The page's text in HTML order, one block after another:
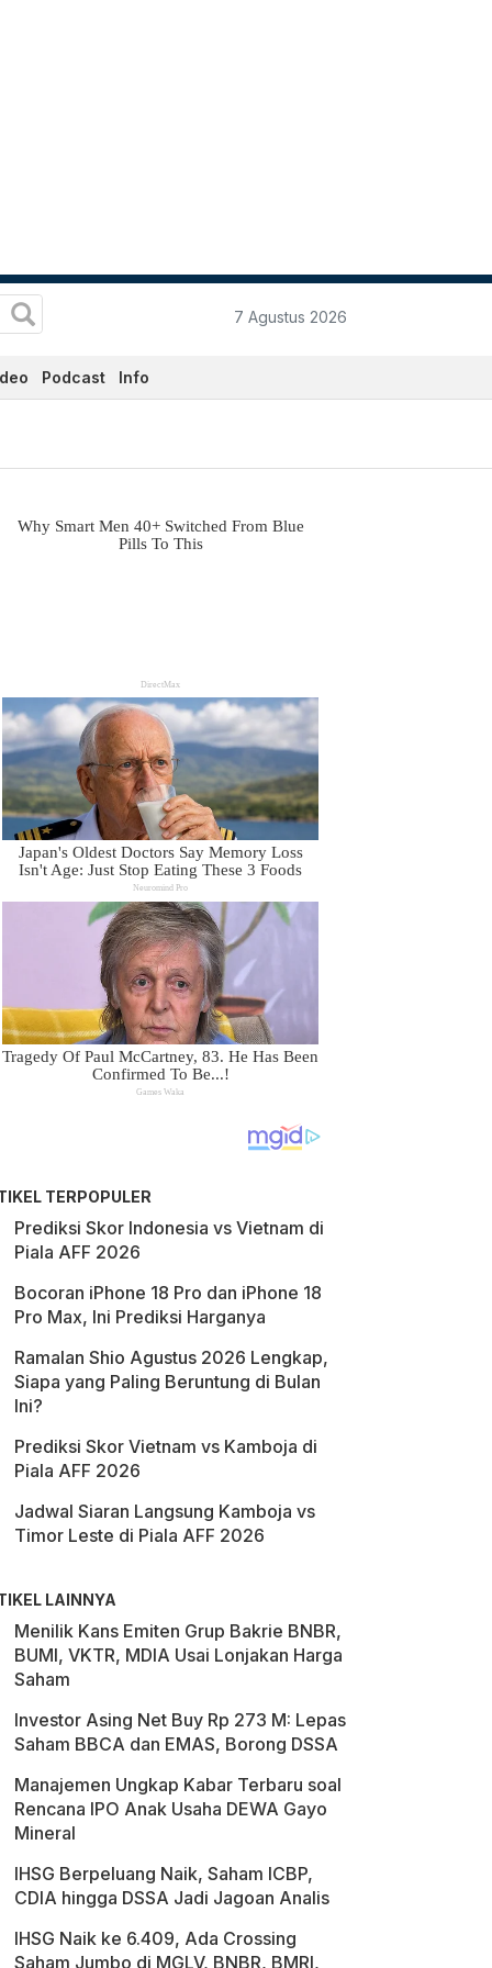
7 Agustus 2026
Podcast Info
TERPOPULER
Prediksi Skor Indonesia vs Vietnam di
Piala AFF 2026
Bocoran iPhone 18 Pro dan iPhone 18
Pro Max, Ini Prediksi Harganya
Ramalan Shio Agustus 2026 Lengkap,
Siapa yang Paling Beruntung di Bulan
Ini?
Prediksi Skor Vietnam vs Kamboja di
Piala AFF 2026
Jadwal Siaran Langsung Kamboja vs
Timor Leste di Piala AFF 2026
LAINNYA
Menilik Kans Emiten Grup Bakrie BNBR,
BUMI, VKTR, MDIA Usai Lonjakan Harga
Saham
Investor Asing Net Buy Rp 273 M: Lepas
Saham BBCA dan EMAS, Borong DSSA
Manajemen Ungkap Kabar Terbaru soal
Rencana IPO Anak Usaha DEWA Gayo
Mineral
IHSG Berpeluang Naik, Saham ICBP,
CDIA hingga DSSA Jadi Jagoan Analis
IHSG Naik ke 6.409, Ada Crossing
Saham Jumbo di MGLV, BNBR, BMRI,